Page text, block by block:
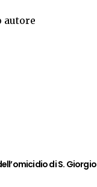
di S. Giorgio